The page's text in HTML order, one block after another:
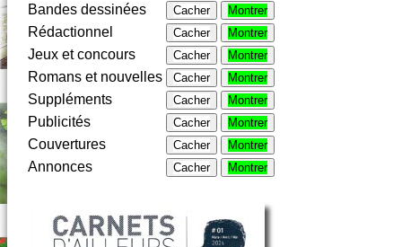
Bandes dessinées Cacher Montrer
Rédactionnel Cacher Montrer
Jeux et concours Cacher Montrer
Romans et nouvelles Cacher Montrer
Suppléments Cacher Montrer
Publicités Cacher Montrer
Couvertures Cacher Montrer
Annonces Cacher Montrer